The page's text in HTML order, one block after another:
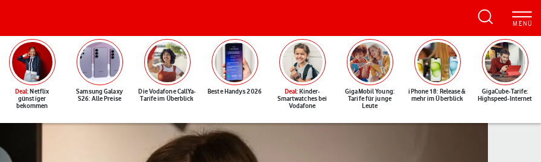
Deal: Netflix
günstiger
bekommen
Samsung Galaxy
S26: Alle Preise
Die Vodafone CallYa-
Tarife im Überblick
Beste Handys 2026 Deal: Kinder-
Smartwatches bei
Vodafone
GigaMobil Young:
Tarife für junge
Leute
iPhone 18: Release &
mehr im Überblick
GigaCube-Tarife:
Highspeed-Internet